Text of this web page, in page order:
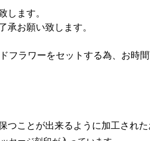
します。
お願い致します。
フラワーをセットする為、お時
ことが出来るように加工された